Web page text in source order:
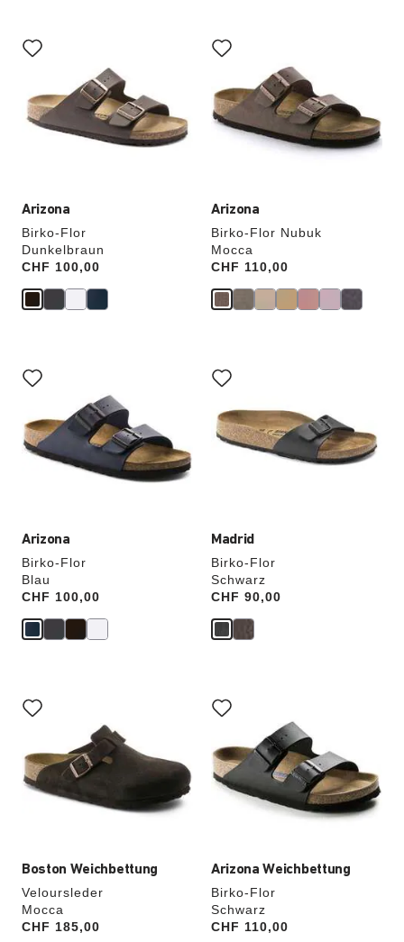
Arizona
Birko-Flor
Dunkelbraun
Price:
CHF 100,00
Anklicken
der
werden
die
Produktbilder
aktualisiert.
Arizona
Birko-Flor Nubuk
Mocca
Price:
CHF 110,00
Anklicken
der
werden
die
Produktbilder
aktualisiert.
Arizona
Birko-Flor
Blau
Price:
CHF 100,00
Anklicken
der
werden
die
Produktbilder
aktualisiert.
Madrid
Birko-Flor
Schwarz
Price:
CHF 90,00
Anklicken
der
Farben
werden
die
Produktbilder
Boston Weichbettung
Veloursleder
Mocca
Price:
CHF 185,00
Anklicken
der
werden
die
Produktbilder
aktualisiert.
Arizona Weichbettung
Birko-Flor
Schwarz
Price:
CHF 110,00
Anklicken
der
werden
die
Produktbilder
aktualisiert.